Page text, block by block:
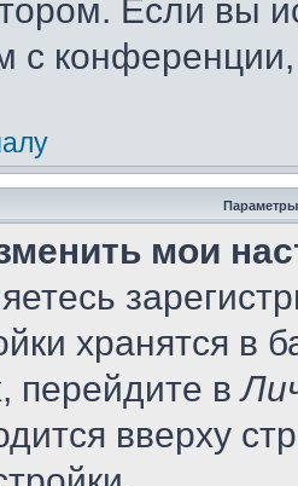
Если вы
с
Параметры
мои
хранятся в
перейдите в
вверху